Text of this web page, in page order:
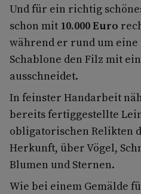
Und für ein richtig
schon mit 10.000 Euro
während er rund um
Schablone den Filz mit
ausschneidet.
In feinster Handarbeit
bereits fertiggestellte
obligatorischen Relikten
Herkunft, über Vögel,
Blumen und Sternen.
Wie bei einem Gemälde